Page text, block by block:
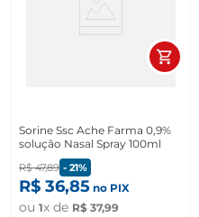
Sorine Ssc Ache Farma 0,9%
solução Nasal Spray 100ml
R$ 47,89 - 21%
R$ 36,85 no PIX
ou 1x de R$ 37,99